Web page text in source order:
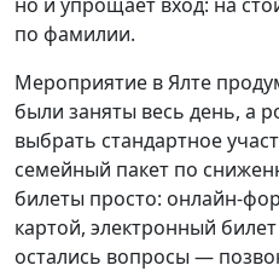
по фамилии.
Мероприятие в Ялте
были заняты весь день, а
выбрать стандартное
семейный пакет по
билеты просто: онлайн-
картой, электронный
остались вопросы —